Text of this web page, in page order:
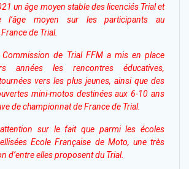
un âge moyen stable des licenciés Trial et
l’âge moyen sur les participants au
de Trial.
de Trial FFM a mis en place
années les rencontres éducatives,
vers les plus jeunes, ainsi que des
mini-motos destinées aux 6-10 ans
de championnat de France de Trial.
attention sur le fait que parmi les écoles
Ecole Française de Moto, une très
d’entre elles proposent du Trial.